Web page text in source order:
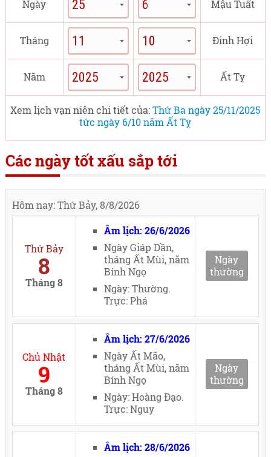
Ngày Mậu Tuất
Tháng Đinh Hợi
Năm Ất Tỵ
Xem lịch vạn niên chi tiết của:Thứ Ba ngày 25/11/2025
tức ngày 6/10 năm Ất Tỵ
Các ngày tốt xấu sắp tới
Hôm nay: Thứ Bảy, 8/8/2026
Thứ Bảy
8
Tháng 8
Âm lịch: 26/6/2026
Ngày Giáp Dần,
tháng Ất Mùi, năm
Bính Ngọ
Ngày: Thường.
Trực: Phá
Ngày
thường
Chủ Nhật
9
Tháng 8
Âm lịch: 27/6/2026
Ngày Ất Mão,
tháng Ất Mùi, năm
Bính Ngọ
Ngày: Hoàng Đạo.
Trực: Nguy
Ngày
thường
Âm lịch: 28/6/2026